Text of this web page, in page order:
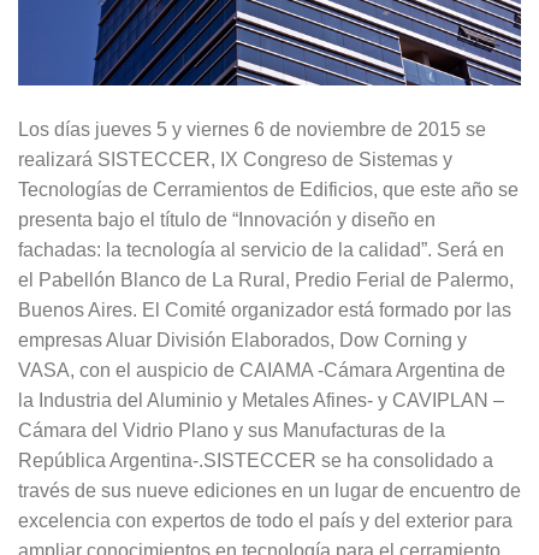
Los días jueves 5 y viernes 6 de noviembre de 2015 se
realizará SISTECCER, IX Congreso de Sistemas y
Tecnologías de Cerramientos de Edificios, que este año se
presenta bajo el título de “Innovación y diseño en
fachadas: la tecnología al servicio de la calidad”. Será en
el Pabellón Blanco de La Rural, Predio Ferial de Palermo,
Buenos Aires. El Comité organizador está formado por las
empresas Aluar División Elaborados, Dow Corning y
VASA, con el auspicio de CAIAMA -Cámara Argentina de
la Industria del Aluminio y Metales Afines- y CAVIPLAN –
Cámara del Vidrio Plano y sus Manufacturas de la
República Argentina-.SISTECCER se ha consolidado a
través de sus nueve ediciones en un lugar de encuentro de
excelencia con expertos de todo el país y del exterior para